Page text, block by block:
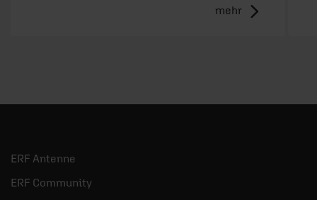
mehr
ERF Antenne
ERF Community